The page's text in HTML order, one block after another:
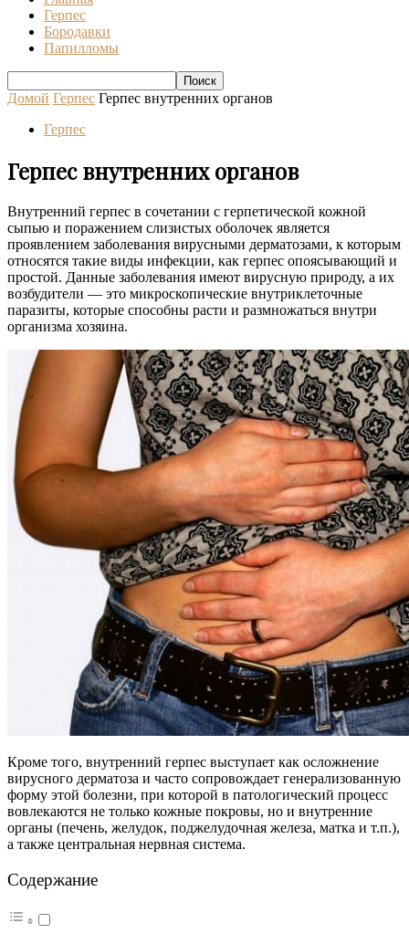
Герпес
Бородавки
Папилломы
Домой Герпес Герпес внутренних органов
Герпес
Герпес внутренних органов
Внутренний герпес в сочетании с герпетической кожной
сыпью и поражением слизистых оболочек является
проявлением заболевания вирусными дерматозами, к которым
относятся такие виды инфекции, как герпес опоясывающий и
простой. Данные заболевания имеют вирусную природу, а их
возбудители — это микроскопические внутриклеточные
паразиты, которые способны расти и размножаться внутри
организма хозяина.
Кроме того, внутренний герпес выступает как осложнение
вирусного дерматоза и часто сопровождает генерализованную
форму этой болезни, при которой в патологический процесс
вовлекаются не только кожные покровы, но и внутренние
органы (печень, желудок, поджелудочная железа, матка и т.п.),
а также центральная нервная система.
Содержание